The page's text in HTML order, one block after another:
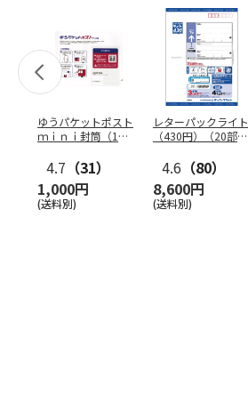
ゆうパケットポスト
ｍｉｎｉ封筒（1個
4.7 （31）
1,000円
(送料別)
レターパックライト
（430円）（20部セ
4.6 （80）
8,600円
(送料別)